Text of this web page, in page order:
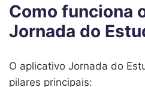
Como funciona
Jornada do
O aplicativo Jornada do
pilares principais: